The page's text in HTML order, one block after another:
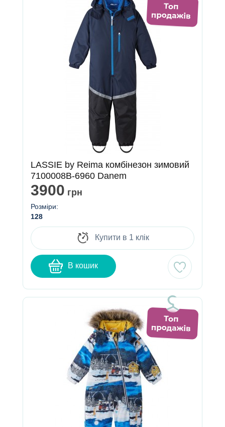
LASSIE by Reima комбінезон зимовий
7100008B-6960 Danem
3900 грн
Розміри:
128
Купити в 1 клік
В кошик